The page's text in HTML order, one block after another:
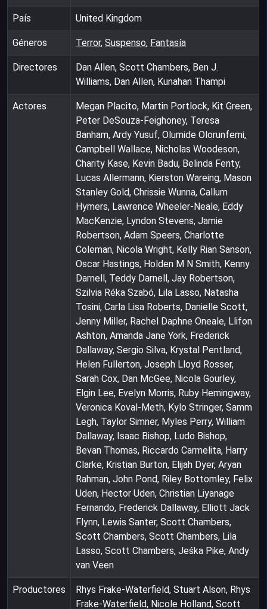
País United Kingdom
Géneros Terror, Suspenso, Fantasía
Directores
Dan Allen, Scott Chambers, Ben J.
Williams, Dan Allen, Kunahan Thampi
Actores
Megan Placito, Martin Portlock, Kit Green,
Peter DeSouza-Feighoney, Teresa
Banham, Ardy Yusuf, Olumide Olorunfemi,
Campbell Wallace, Nicholas Woodeson,
Charity Kase, Kevin Badu, Belinda Fenty,
Lucas Allermann, Kierston Wareing, Mason
Stanley Gold, Chrissie Wunna, Callum
Hymers, Lawrence Wheeler-Neale, Eddy
MacKenzie, Lyndon Stevens, Jamie
Robertson, Adam Speers, Charlotte
Coleman, Nicola Wright, Kelly Rian Sanson,
Oscar Hastings, Holden M N Smith, Kenny
Darnell, Teddy Darnell, Jay Robertson,
Szilvia Réka Szabó, Lila Lasso, Natasha
Tosini, Carla Lisa Roberts, Danielle Scott,
Jenny Miller, Rachel Daphne Oneale, Llifon
Ashton, Amanda Jane York, Frederick
Dallaway, Sergio Silva, Krystal Pentland,
Helen Fullerton, Joseph Lloyd Rosser,
Sarah Cox, Dan McGee, Nicola Gourley,
Elgin Lee, Evelyn Morris, Ruby Hemingway,
Veronica Koval-Meth, Kylo Stringer, Samm
Legh, Taylor Simner, Myles Perry, William
Dallaway, Isaac Bishop, Ludo Bishop,
Bevan Thomas, Riccardo Carmelita, Harry
Clarke, Kristian Burton, Elijah Dyer, Aryan
Rahman, John Pond, Riley Bottomley, Felix
Uden, Hector Uden, Christian Liyanage
Fernando, Frederick Dallaway, Elliott Jack
Flynn, Lewis Santer, Scott Chambers,
Scott Chambers, Scott Chambers, Lila
Lasso, Scott Chambers, Jeśka Pike, Andy
van Veen
Productores
Rhys Frake-Waterfield, Stuart Alson, Rhys
Frake-Waterfield, Nicole Holland, Scott